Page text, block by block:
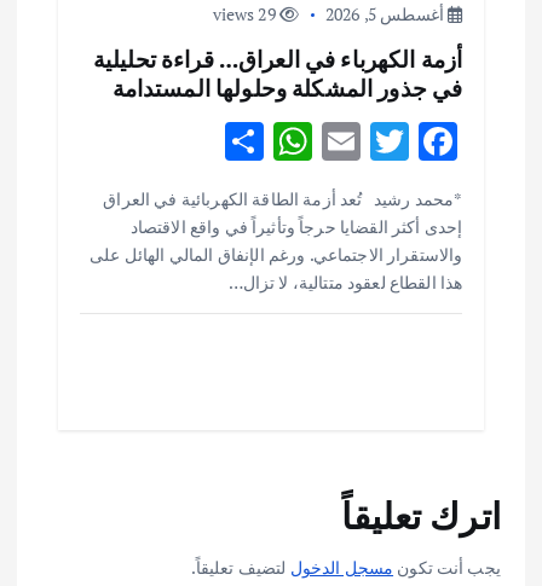
أغسطس 5, 2026
29 views
أزمة الكهرباء في العراق… قراءة تحليلية
في جذور المشكلة وحلولها المستدامة
F
e
b
o
T
w
it
te
r
E
m
ai
l
W
h
at
s
A
S
h
ar
e
*محمد رشيد تُعد أزمة الطاقة الكهربائية في العراق
إحدى أكثر القضايا حرجاً وتأثيراً في واقع الاقتصاد
والاستقرار الاجتماعي. ورغم الإنفاق المالي الهائل على
هذا القطاع لعقود متتالية، لا تزال…
اترك تعليقاً
يجب أنت تكون مسجل الدخول لتضيف تعليقاً.
ثقافة وفنون
اختتام ورشة السينوغرافيا في مدينة كلباء الاماراتية
أغسطس 3, 2026
هوي آن… مدينة الفوانيس وسحر التاريخ